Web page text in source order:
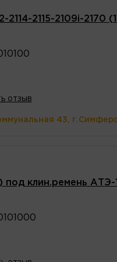
2114-2115-2109i-2170
отзыв
43,
под клин.ремень АТЭ-1